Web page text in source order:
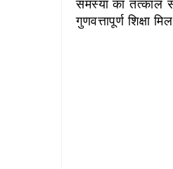
गुणवत्तापूर्ण शिक्षा